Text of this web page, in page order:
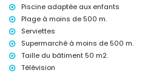
Piscine adaptée aux enfants
Plage à moins de 500 m.
Serviettes
Supermarché à moins de 500 m.
Taille du bâtiment 50 m2.
Télévision